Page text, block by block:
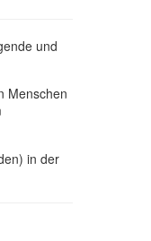
und
Menschen
in der